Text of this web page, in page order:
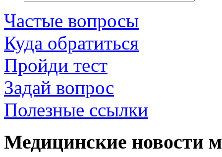
Частые вопросы
Куда обратиться
Пройди тест
Задай вопрос
Полезные ссылки
Медицинские новости